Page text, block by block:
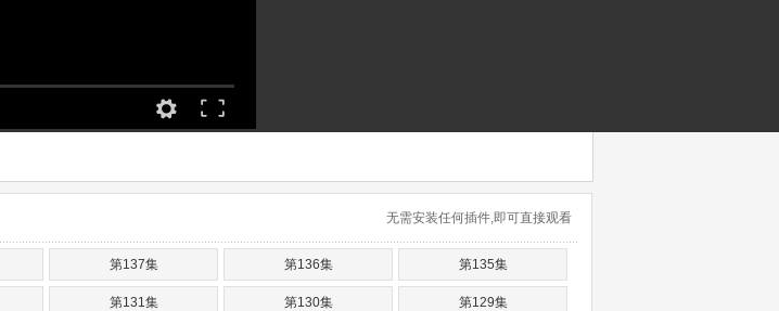
无需安装任何插件,即可直接观看
第137集 第136集 第135集
第131集 第130集 第129集